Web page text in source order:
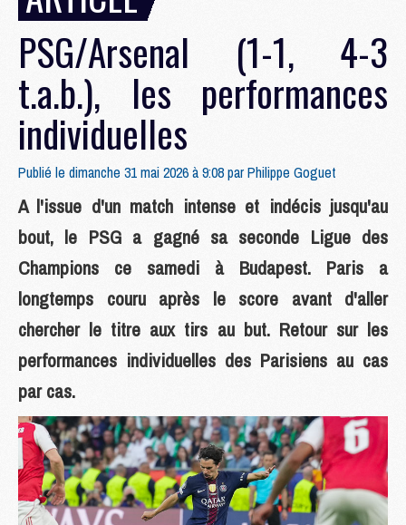
PSG/Arsenal (1-1, 4-3
t.a.b.), les performances
individuelles
Publié le dimanche 31 mai 2026 à 9:08 parPhilippe Goguet
A l'issue d'un match intense et indécis jusqu'au
bout, le PSG a gagné sa seconde Ligue des
Champions ce samedi à Budapest. Paris a
longtemps couru après le score avant d'aller
chercher le titre aux tirs au but. Retour sur les
performances individuelles des Parisiens au cas
par cas.